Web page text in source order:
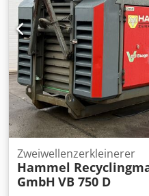
Zweiwellenzerkleinerer
Hammel
GmbH VB 750 D